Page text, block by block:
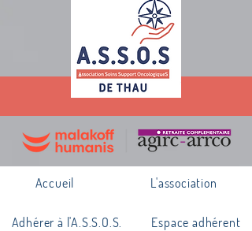
Accueil L'association
Adhérer à l'A.S.S.O.S. Espace adhérent